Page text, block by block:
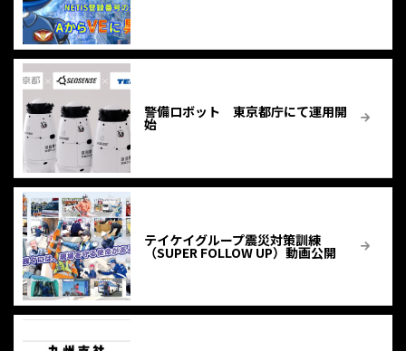
警備ロボット 東京都庁にて運用開
始
テイケイグループ震災対策訓練
（SUPER FOLLOW UP）動画公開